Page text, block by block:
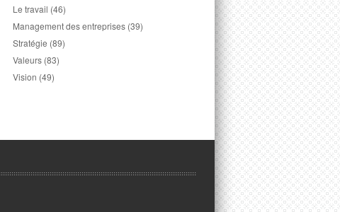
Le travail (46)
Management des entreprises (39)
Stratégie (89)
Valeurs (83)
Vision (49)